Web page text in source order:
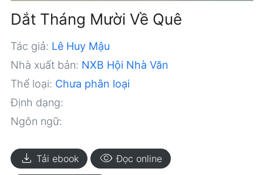
Dắt Tháng Mười Về Quê
Tác giả: Lê Huy Mậu
Nhà xuất bản: NXB Hội Nhà Văn
Thể loại: Chưa phân loại
Định dạng:
Ngôn ngữ:
download Tải ebook visibility Đọc online